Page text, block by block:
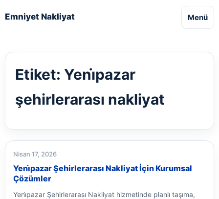
Emniyet Nakliyat Menü
Etiket: Yeni̇pazar
şehirlerarası nakliyat
Nisan 17, 2026
Yeni̇pazar Şehirlerarası Nakliyat İçin Kurumsal
Çözümler
Yeni̇pazar Şehirlerarası Nakliyat hizmetinde planlı taşıma,